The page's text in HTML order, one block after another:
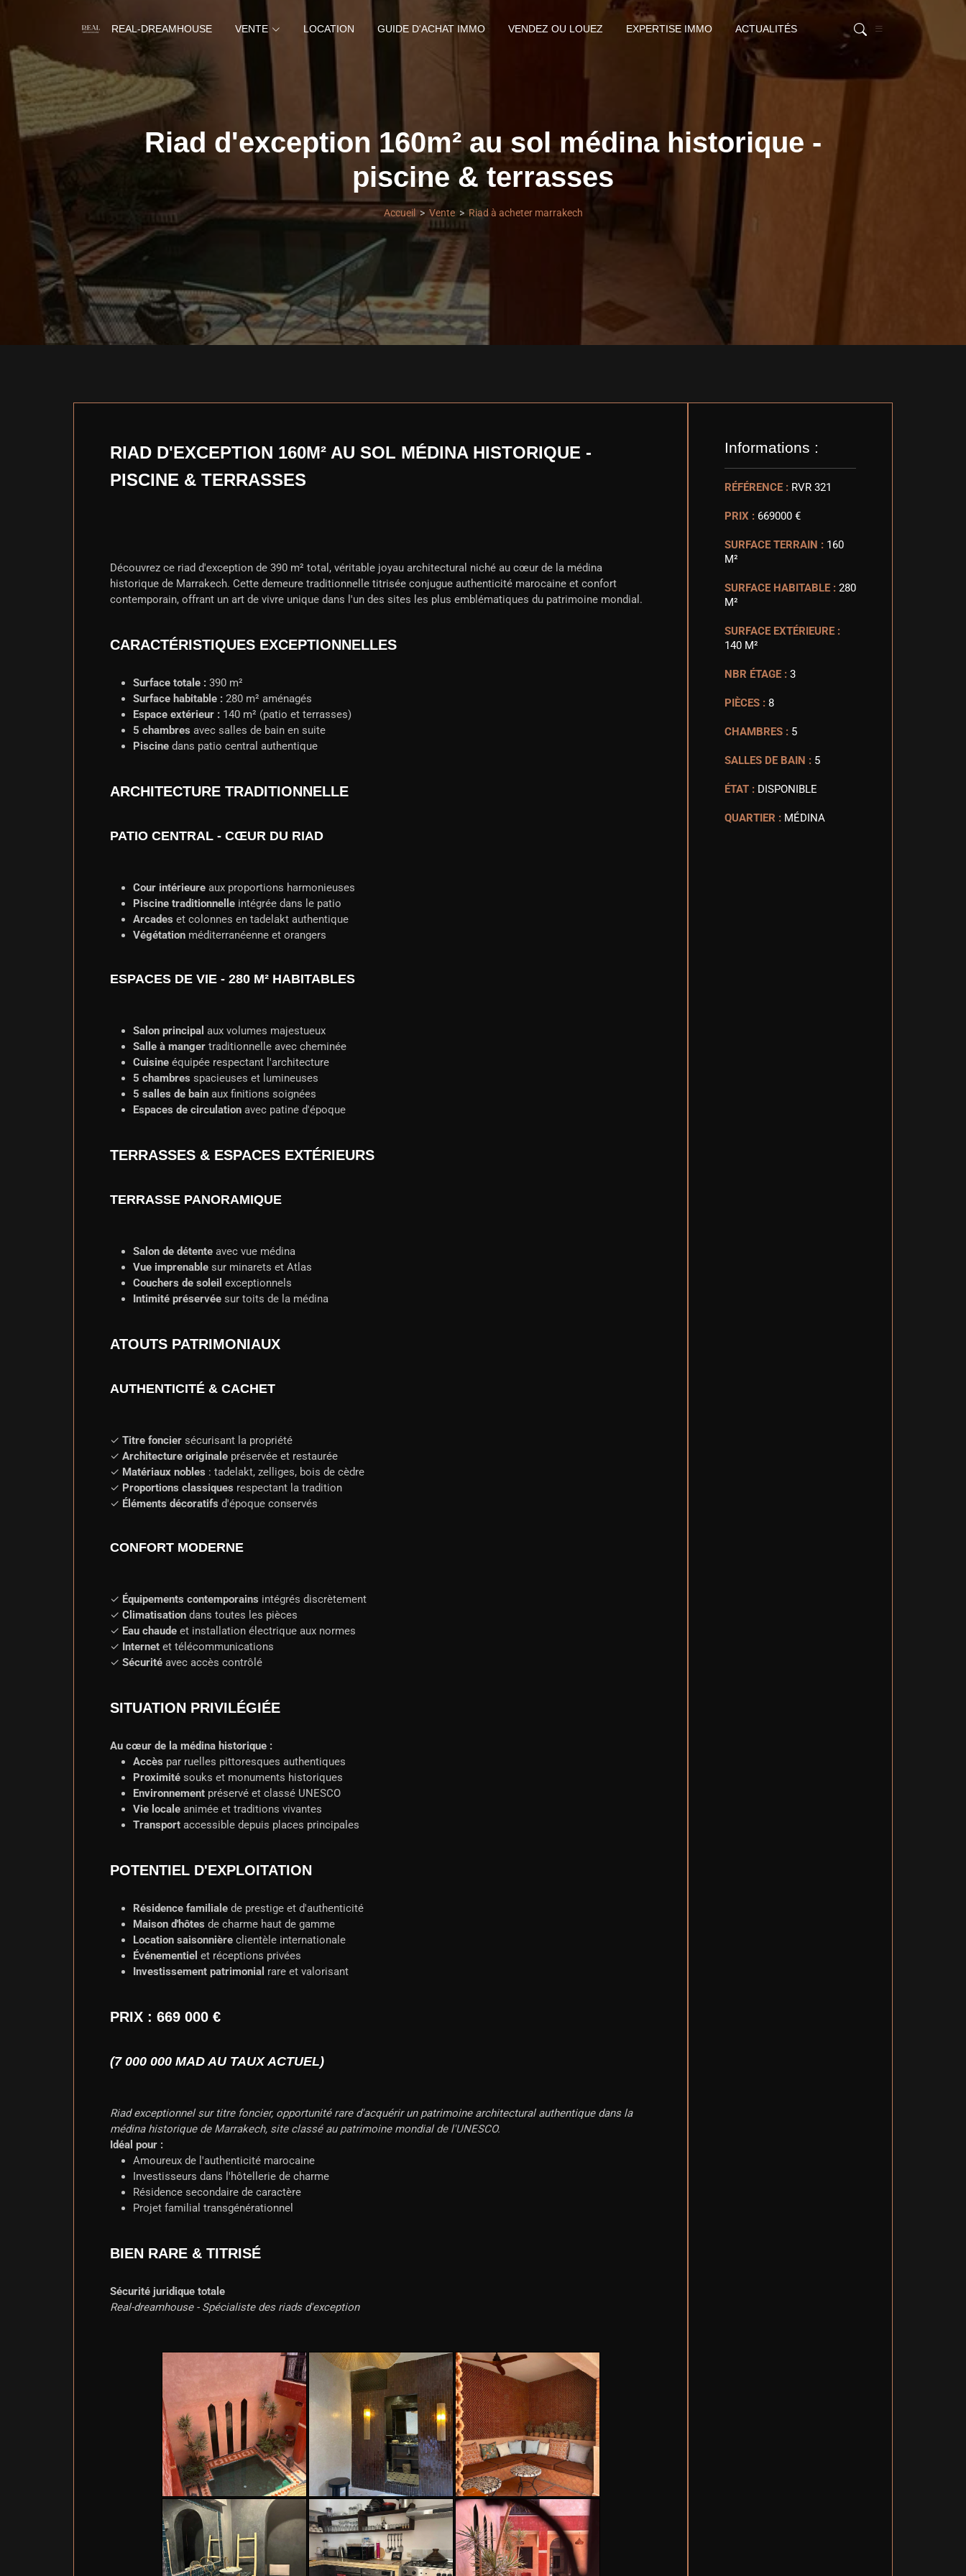
REAL-DREAMHOUSE VENTE LOCATION GUIDE D'ACHAT IMMO VENDEZ OU LOUEZ EXPERTISE IMMO ACTUALITÉS
Riad d'exception 160m² au sol médina historique -
piscine & terrasses
Accueil Vente Riad à acheter marrakech
RIAD D'EXCEPTION 160M² AU SOL MÉDINA HISTORIQUE -
PISCINE & TERRASSES
Découvrez ce riad d'exception de 390 m² total, véritable joyau architectural niché au cœur de la médina
historique de Marrakech. Cette demeure traditionnelle titrisée conjugue authenticité marocaine et confort
contemporain, offrant un art de vivre unique dans l'un des sites les plus emblématiques du patrimoine mondial.
CARACTÉRISTIQUES EXCEPTIONNELLES
Surface totale : 390 m²
Surface habitable : 280 m² aménagés
Espace extérieur : 140 m² (patio et terrasses)
5 chambres avec salles de bain en suite
Piscine dans patio central authentique
ARCHITECTURE TRADITIONNELLE
PATIO CENTRAL - CŒUR DU RIAD
Cour intérieure aux proportions harmonieuses
Piscine traditionnelle intégrée dans le patio
Arcades et colonnes en tadelakt authentique
Végétation méditerranéenne et orangers
ESPACES DE VIE - 280 M² HABITABLES
Salon principal aux volumes majestueux
Salle à manger traditionnelle avec cheminée
Cuisine équipée respectant l'architecture
5 chambres spacieuses et lumineuses
5 salles de bain aux finitions soignées
Espaces de circulation avec patine d'époque
TERRASSES & ESPACES EXTÉRIEURS
TERRASSE PANORAMIQUE
Salon de détente avec vue médina
Vue imprenable sur minarets et Atlas
Couchers de soleil exceptionnels
Intimité préservée sur toits de la médina
ATOUTS PATRIMONIAUX
AUTHENTICITÉ & CACHET
✓ Titre foncier sécurisant la propriété
✓ Architecture originale préservée et restaurée
✓ Matériaux nobles : tadelakt, zelliges, bois de cèdre
✓ Proportions classiques respectant la tradition
✓ Éléments décoratifs d'époque conservés
CONFORT MODERNE
✓ Équipements contemporains intégrés discrètement
✓ Climatisation dans toutes les pièces
✓ Eau chaude et installation électrique aux normes
✓ Internet et télécommunications
✓ Sécurité avec accès contrôlé
SITUATION PRIVILÉGIÉE
Au cœur de la médina historique :
Accès par ruelles pittoresques authentiques
Proximité souks et monuments historiques
Environnement préservé et classé UNESCO
Vie locale animée et traditions vivantes
Transport accessible depuis places principales
POTENTIEL D'EXPLOITATION
Résidence familiale de prestige et d'authenticité
Maison d'hôtes de charme haut de gamme
Location saisonnière clientèle internationale
Événementiel et réceptions privées
Investissement patrimonial rare et valorisant
PRIX : 669 000 €
(7 000 000 MAD AU TAUX ACTUEL)
Riad exceptionnel sur titre foncier, opportunité rare d'acquérir un patrimoine architectural authentique dans la
médina historique de Marrakech, site classé au patrimoine mondial de l'UNESCO.
Idéal pour :
Amoureux de l'authenticité marocaine
Investisseurs dans l'hôtellerie de charme
Résidence secondaire de caractère
Projet familial transgénérationnel
BIEN RARE & TITRISÉ
Sécurité juridique totale
Real-dreamhouse - Spécialiste des riads d'exception
Informations :
RÉFÉRENCE : RVR 321
PRIX : 669000 €
SURFACE TERRAIN : 160
M²
SURFACE HABITABLE : 280
M²
SURFACE EXTÉRIEURE :
140 M²
NBR ÉTAGE : 3
PIÈCES : 8
CHAMBRES : 5
SALLES DE BAIN : 5
ÉTAT : DISPONIBLE
QUARTIER : MÉDINA